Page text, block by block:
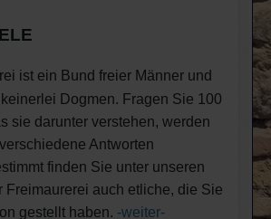
ist ein Bund freier Männer und
Dogmen. Fragen Sie 100
sie darunter verstehen, werden
Antworten
finden Sie unter unseren
Freimaurerei auch etliche, die Sie
gestellt haben. -weiter-